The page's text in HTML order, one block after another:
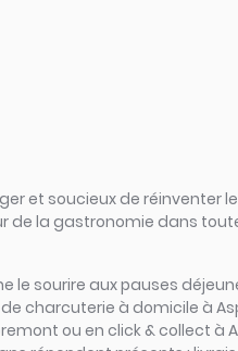
et soucieux de réinventer
de la gastronomie dans
le sourire aux pauses
charcuterie à domicile à
ou en click & collect à